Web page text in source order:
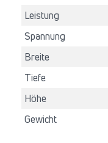
Leistung
Spannung
Breite
Tiefe
Höhe
Gewicht